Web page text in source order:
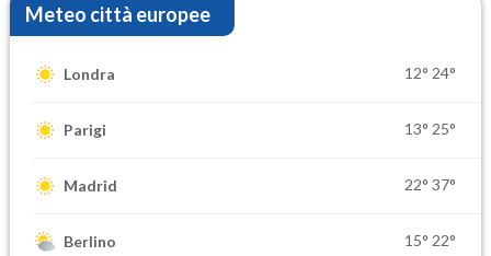
Meteo città europee
Londra 12° 24°
Parigi 13° 25°
Madrid 22° 37°
Berlino 15° 22°